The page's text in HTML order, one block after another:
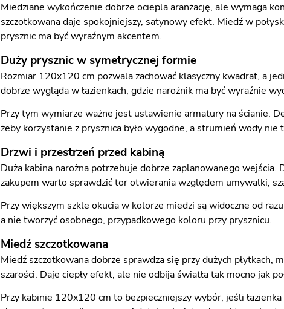
Miedziane wykończenie dobrze ociepla aranżację, ale wymaga
szczotkowana daje spokojniejszy, satynowy efekt. Miedź w
prysznic ma być wyraźnym akcentem.
Duży prysznic w symetrycznej formie
Rozmiar 120x120 cm pozwala zachować klasyczny kwadrat, a
dobrze wygląda w łazienkach, gdzie narożnik ma być wyraźnie
Przy tym wymiarze ważne jest ustawienie armatury na ścianie.
żeby korzystanie z prysznica było wygodne, a strumień wody
Drzwi i przestrzeń przed kabiną
Duża kabina narożna potrzebuje dobrze zaplanowanego
zakupem warto sprawdzić tor otwierania względem umywalki,
Przy większym szkle okucia w kolorze miedzi są widoczne od
a nie tworzyć osobnego, przypadkowego koloru przy prysznicu.
Miedź szczotkowana
Miedź szczotkowana dobrze sprawdza się przy dużych
szarości. Daje ciepły efekt, ale nie odbija światła tak mocno jak
Przy kabinie 120x120 cm to bezpieczniejszy wybór, jeśli